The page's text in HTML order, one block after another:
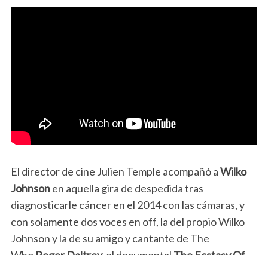
El director de cine Julien Temple acompañó aWilko
Johnsonen aquella gira de despedida tras
diagnosticarle cáncer en el 2014 con las cámaras, y
con solamente dos voces en off, la del propio Wilko
Johnson y la de su amigo y cantante de The